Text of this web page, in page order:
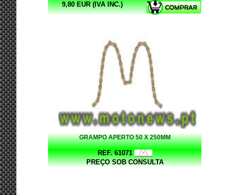
9,80 EUR (IVA INC.)
GRAMPO APERTO 50 X 250MM
REF. 61071
PREÇO SOB CONSULTA